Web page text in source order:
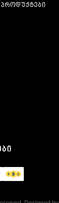
პროდუქტები